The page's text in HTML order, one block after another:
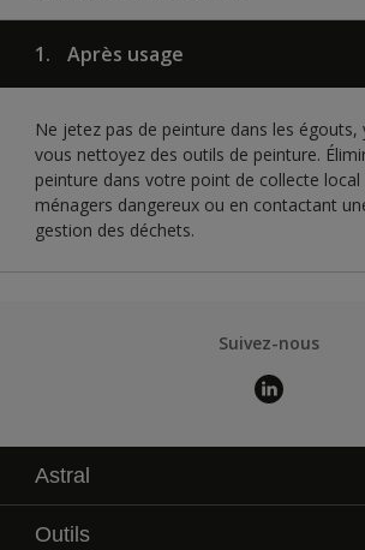
1. Après usage
Ne jetez pas de peinture dans les égouts,
vous nettoyez des outils de peinture.
peinture dans votre point de collecte local
ménagers dangereux ou en contactant
gestion des déchets.
Suivez-nous
Astral
La marque
Outils